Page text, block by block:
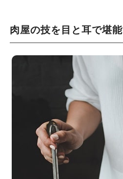
肉屋の技を目と耳で堪